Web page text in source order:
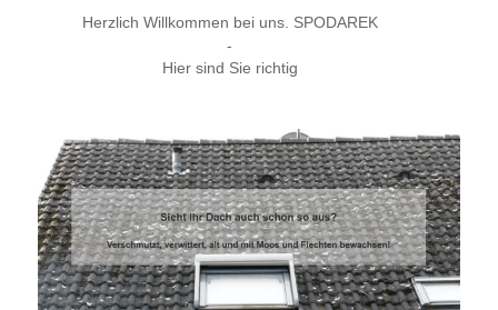
Herzlich Willkommen bei uns. SPODAREK
-
Hier sind Sie richtig